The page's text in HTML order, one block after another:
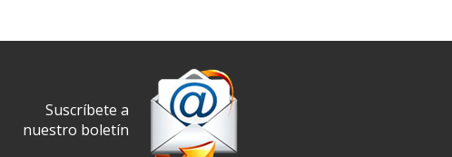
Suscríbete a
nuestro boletín